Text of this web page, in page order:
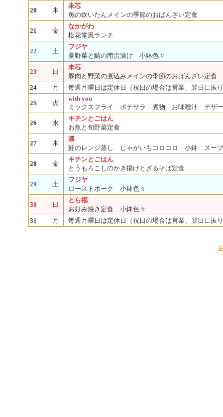
20 木
未芯
魚の炊いたんメインの季節のおばんざい定食
21 金
なかがわ
松花堂風ランチ
22 土
フジヤ
夏野菜と鯖の南蛮漬け 小鉢色々
23 日
未芯
豚肉と野菜の煮込みメインの季節のおばんざい定食
24
月 毎週月曜日は定休日（祝日の場合は営業、翌日に振
25 火
with you
ミックスフライ ポテサラ 煮物 お味噌汁 デザ
26 水
キチンとごはん
お魚と旬野菜定食
27 木
凛
鮭のレンジ蒸し じゃがいもコロコロ 小鉢 スー
28 金
キチンとごはん
とうもろこしのかき揚げとざるそば定食
29 土
フジヤ
ローストポーク 小鉢色々
30 日
とら福
お好み焼き定食 小鉢色々
31
月 毎週月曜日は定休日（祝日の場合は営業、翌日に振